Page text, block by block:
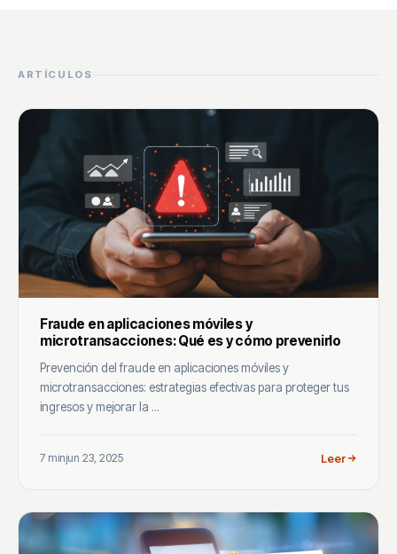
ARTÍCULOS
Fraude en aplicaciones móviles y
microtransacciones: Qué es y cómo prevenirlo
Prevención del fraude en aplicaciones móviles y
microtransacciones: estrategias efectivas para proteger tus
ingresos y mejorar la ...
7 minjun 23, 2025 Leer